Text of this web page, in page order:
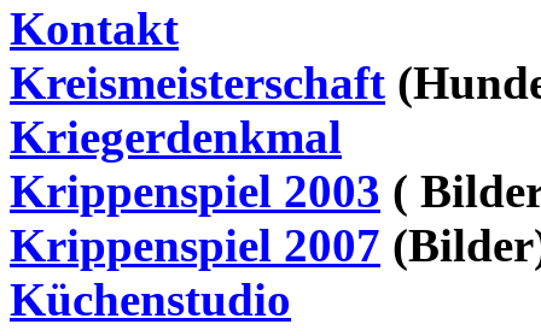
Kontakt
Kreismeisterschaft
Kriegerdenkmal
Krippenspiel 2003 (
Krippenspiel 2007
Küchenstudio